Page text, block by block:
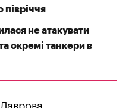
не атакувати
окремі танкери в